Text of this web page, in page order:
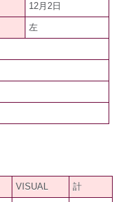
12月2日
左
VISUAL 計